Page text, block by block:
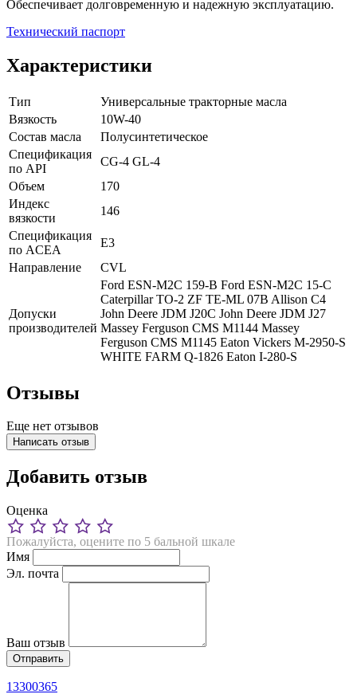
Обеспечивает долговременную и надежную эксплуатацию.
Технический паспорт
Характеристики
Тип
Универсальные тракторные масла
Вязкость
10W-40
Состав масла
Полусинтетическое
Спецификация
по API
CG-4 GL-4
Объем
170
Индекс
вязкости
146
Спецификация
по ACEA
E3
Направление
CVL
Допуски
производителей
Ford ESN-M2C 159-B Ford ESN-M2C 15-C
Caterpillar TO-2 ZF TE-ML 07B Allison C4
John Deere JDM J20C John Deere JDM J27
Massey Ferguson CMS M1144 Massey
Ferguson CMS M1145 Eaton Vickers M-2950-S
WHITE FARM Q-1826 Eaton I-280-S
Отзывы
Еще нет отзывов
Написать отзыв
Добавить отзыв
Оценка
Пожалуйста, оцените по 5 бальной шкале
Имя
Эл. почта
Ваш отзыв
13300365